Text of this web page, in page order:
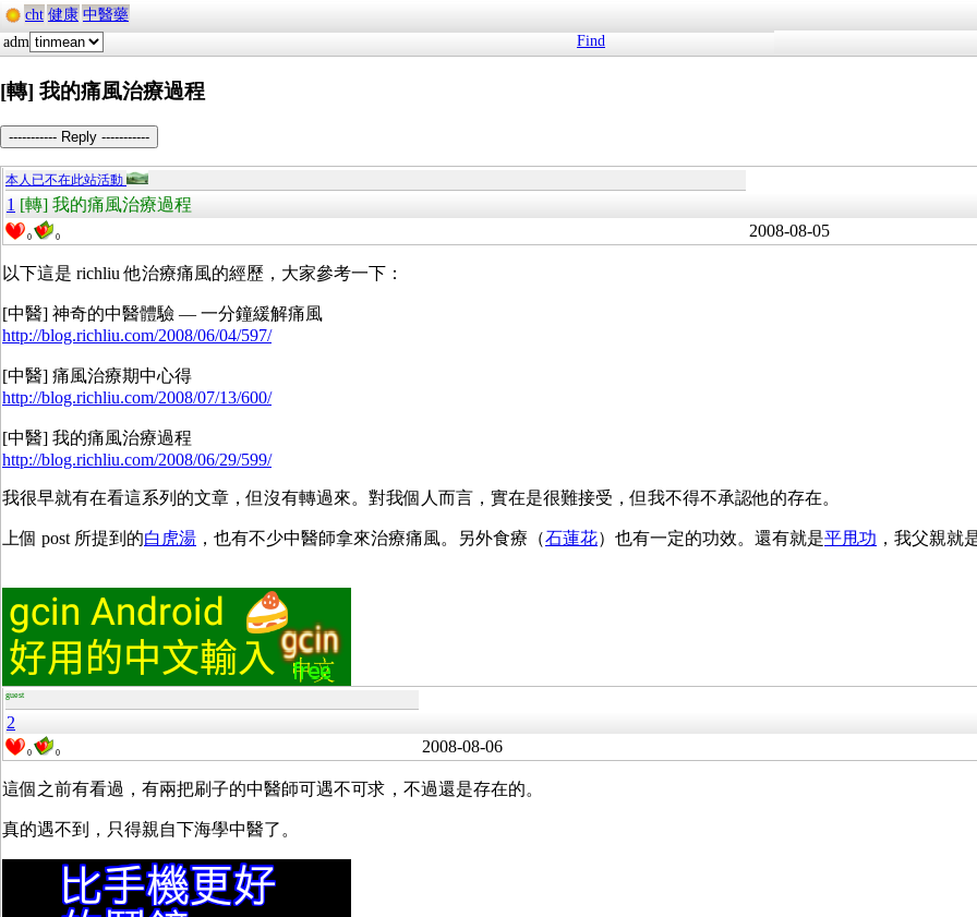
cht 健康 中醫藥
adm
Find
[轉] 我的痛風治療過程
----------- Reply -----------
本人已不在此站活動
1 [轉] 我的痛風治療過程
0 0 2008-08-05
以下這是 richliu 他治療痛風的經歷，大家參考一下：
[中醫] 神奇的中醫體驗 — 一分鐘緩解痛風
http://blog.richliu.com/2008/06/04/597/
[中醫] 痛風治療期中心得
http://blog.richliu.com/2008/07/13/600/
[中醫] 我的痛風治療過程
http://blog.richliu.com/2008/06/29/599/
我很早就有在看這系列的文章，但沒有轉過來。對我個人而言，實在是很難接受，但我不得不承認他的存在。
上個 post 所提到的白虎湯 ，也有不少中醫師拿來治療痛風。另外食療（石蓮花）也有一定的功效。還有就是平甩功 ，我父親就
guest
2
0 0 2008-08-06
這個之前有看過，有兩把刷子的中醫師可遇不可求，不過還是存在的。
真的遇不到，只得親自下海學中醫了。